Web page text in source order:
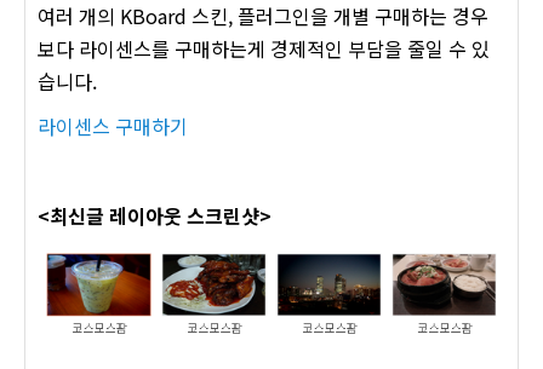
여러 개의 KBoard 스킨, 플러그인을 개별 구매하는 경우
보다 라이센스를 구매하는게 경제적인 부담을 줄일 수 있
습니다.
라이센스 구매하기
<최신글 레이아웃 스크린샷>